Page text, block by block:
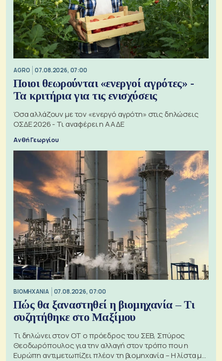
AGRO 07.08.2026, 07:00
Ποιοι θεωρούνται «ενεργοί αγρότες» -
Τα κριτήρια για τις ενισχύσεις
Όσα αλλάζουν με τον «ενεργό αγρότη» στις δηλώσεις
ΟΣΔΕ 2026 - Τι αναφέρει η ΑΑΔΕ
Ανθή Γεωργίου
ΒΙΟΜΗΧΑΝΙΑ 07.08.2026, 07:00
Πώς θα ξαναστηθεί η βιομηχανία – Τι
συζητήθηκε στο Μαξίμου
Τι δηλώνει στον ΟΤ ο πρόεδρος του ΣΕΒ, Σπύρος
Θεοδωρόπουλος για την αλλαγή στον τρόπο που η
Ευρώπη αντιμετωπίζει πλέον τη βιομηχανία – Η λίστα με